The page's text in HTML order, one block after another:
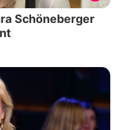
Schöneberger